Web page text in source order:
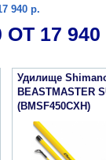
940 р.
17 940
Удилище
BEASTMASTER
(BMSF450CXH)